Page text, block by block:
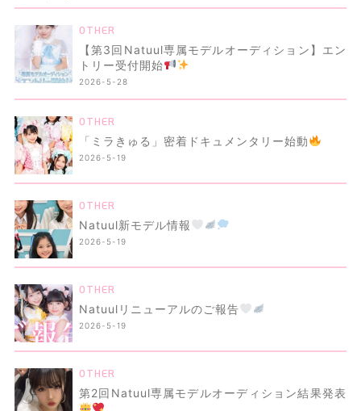
OTHER
【第3回Natuul専属モデルオーディション】エン
トリー受付開始
2026-5-28
OTHER
「ミラきゅる」密着ドキュメンタリー始動
2026-5-19
OTHER
Natuul新モデル情報
2026-5-19
OTHER
Natuulリニューアルのご報告
2026-5-19
OTHER
第2回Natuul専属モデルオーディション結果発表